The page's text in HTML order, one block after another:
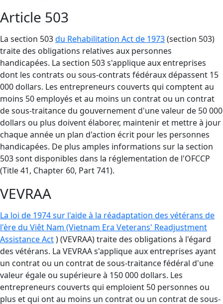
Article 503
La section 503du Rehabilitation Act de 1973(section 503)
traite des obligations relatives aux personnes
handicapées. La section 503 s'applique aux entreprises
dont les contrats ou sous-contrats fédéraux dépassent 15
000 dollars. Les entrepreneurs couverts qui comptent au
moins 50 employés et au moins un contrat ou un contrat
de sous-traitance du gouvernement d'une valeur de 50 000
dollars ou plus doivent élaborer, maintenir et mettre à jour
chaque année un plan d'action écrit pour les personnes
handicapées. De plus amples informations sur la section
503 sont disponibles dans la réglementation de l'OFCCP
(Title 41, Chapter 60, Part 741).
VEVRAA
La loi de 1974 sur l'aide à la réadaptation des vétérans de
l'ère du Viêt Nam (Vietnam Era Veterans' Readjustment
Assistance Act) (VEVRAA) traite des obligations à l'égard
des vétérans. La VEVRAA s'applique aux entreprises ayant
un contrat ou un contrat de sous-traitance fédéral d'une
valeur égale ou supérieure à 150 000 dollars. Les
entrepreneurs couverts qui emploient 50 personnes ou
plus et qui ont au moins un contrat ou un contrat de sous-